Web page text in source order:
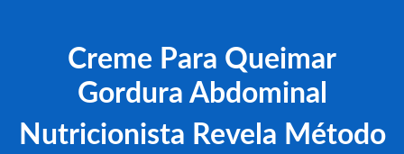
Creme Para Queimar
Gordura Abdominal
Nutricionista Revela Método